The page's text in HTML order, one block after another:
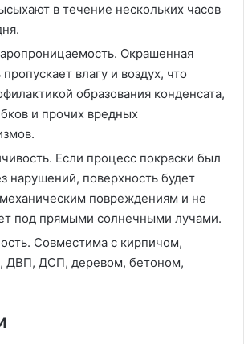
в течение нескольких часов
Окрашенная
влагу и воздух, что
образования конденсата,
и прочих вредных
Если процесс покраски был
нарушений, поверхность будет
повреждениям и не
под прямыми солнечными лучами.
Совместима с кирпичом,
ДВП, ДСП, деревом, бетоном,